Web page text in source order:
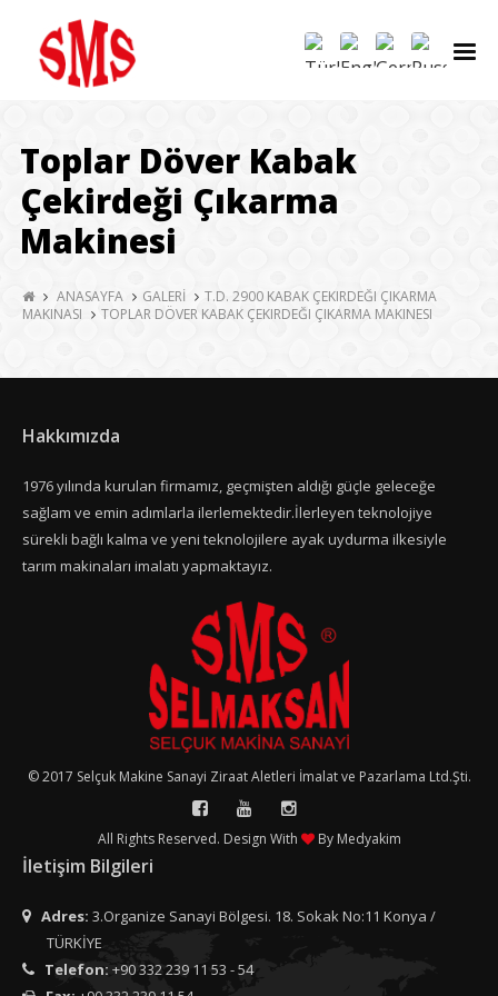
Toplar Döver Kabak
Çekirdeği Çıkarma
Makinesi
ANASAYFA GALERİ
T.D. 2900 KABAK ÇEKIRDEĞI ÇIKARMA
MAKINASI
TOPLAR DÖVER KABAK ÇEKIRDEĞI ÇIKARMA MAKINESI
Hakkımızda
1976 yılında kurulan firmamız, geçmişten aldığı güçle geleceğe
sağlam ve emin adımlarla ilerlemektedir.İlerleyen teknolojiye
sürekli bağlı kalma ve yeni teknolojilere ayak uydurma ilkesiyle
tarım makinaları imalatı yapmaktayız.
© 2017 Selçuk Makine Sanayi Ziraat Aletleri İmalat ve Pazarlama Ltd.Şti.
All Rights Reserved. Design With By Medyakim
İletişim Bilgileri
Adres: 3.Organize Sanayi Bölgesi. 18. Sokak No:11 Konya /
TÜRKİYE
Telefon: +90 332 239 11 53 - 54